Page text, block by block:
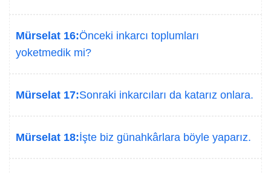
Mürselat 16:Önceki inkarcı toplumları
yoketmedik mi?
Mürselat 17:Sonraki inkarcıları da katarız onlara.
Mürselat 18:İşte biz günahkârlara böyle yaparız.